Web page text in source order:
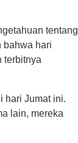
tentang
bahwa hari
terbitnya
hari Jumat ini.
lain, mereka